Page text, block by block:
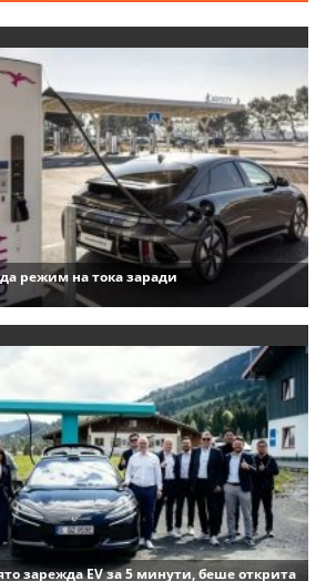
режим на тока заради
зарежда EV за 5 минути, беше открита